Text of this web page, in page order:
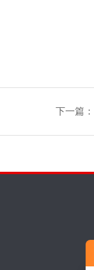
下一篇：